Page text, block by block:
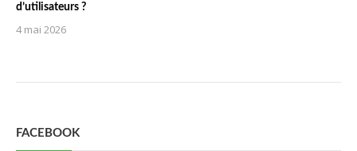
d’utilisateurs ?
4 mai 2026
FACEBOOK